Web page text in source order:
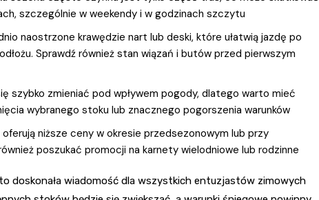
szczególnie w weekendy i w godzinach szczytu
naostrzone krawędzie nart lub deski, które ułatwią jazdę po
Sprawdź również stan wiązań i butów przed pierwszym
szybko zmieniać pod wpływem pogody, dlatego warto mieć
wybranego stoku lub znacznego pogorszenia warunków
niższe ceny w okresie przedsezonowym lub przy
poszukać promocji na karnety wielodniowe lub rodzinne
doskonała wiadomość dla wszystkich entuzjastów zimowych